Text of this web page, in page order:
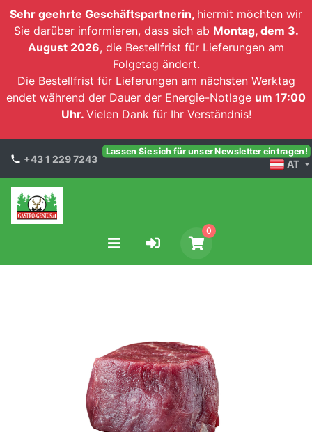
Sehr geehrte Geschäftspartnerin, hiermit möchten wir
Sie darüber informieren, dass sich ab Montag, dem 3.
August 2026, die Bestellfrist für Lieferungen am
Folgetag ändert.
Die Bestellfrist für Lieferungen am nächsten Werktag
endet während der Dauer der Energie-Notlage um 17:00
Uhr. Vielen Dank für Ihr Verständnis!
+43 1 229 7243
Lassen Sie sich für unser Newsletter eintragen!
AT
0